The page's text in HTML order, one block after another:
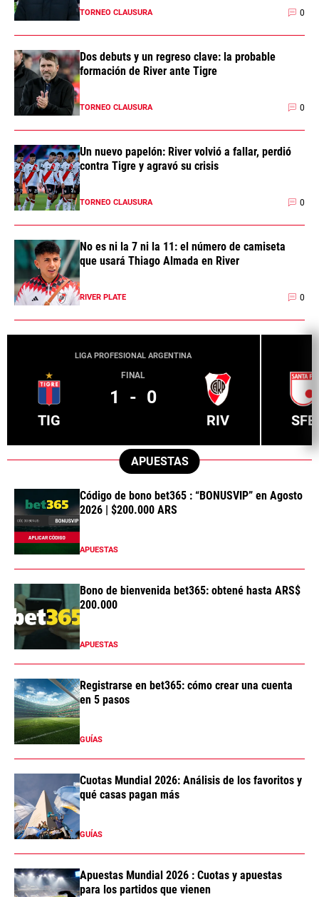
TORNEO CLAUSURA 0
Dos debuts y un regreso clave: la probable
formación de River ante Tigre
TORNEO CLAUSURA 0
Un nuevo papelón: River volvió a fallar, perdió
contra Tigre y agravó su crisis
TORNEO CLAUSURA 0
No es ni la 7 ni la 11: el número de camiseta
que usará Thiago Almada en River
RIVER PLATE 0
LIGA PROFESIONAL ARGENTINA
TIG
FINAL
1 - 0
RIV SFE
APUESTAS
Código de bono bet365 : “BONUSVIP” en Agosto
2026 | $200.000 ARS
APUESTAS
Bono de bienvenida bet365: obtené hasta ARS$
200.000
APUESTAS
Registrarse en bet365: cómo crear una cuenta
en 5 pasos
GUÍAS
Cuotas Mundial 2026: Análisis de los favoritos y
qué casas pagan más
GUÍAS
Apuestas Mundial 2026 : Cuotas y apuestas
para los partidos que vienen